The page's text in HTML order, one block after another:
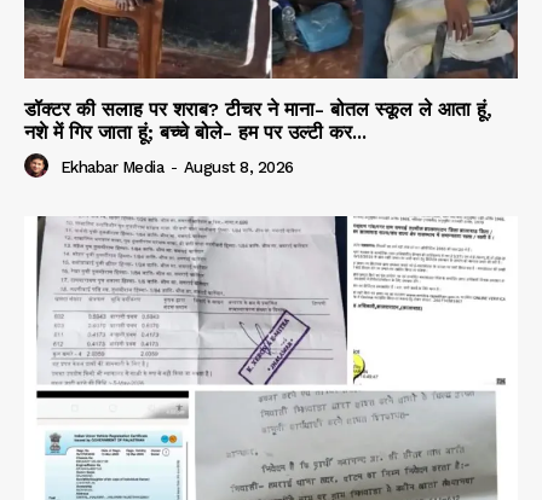
डॉक्टर की सलाह पर शराब? टीचर ने माना- बोतल स्कूल ले आता हूं,
नशे में गिर जाता हूं; बच्चे बोले- हम पर उल्टी कर...
Ekhabar Media - August 8, 2026